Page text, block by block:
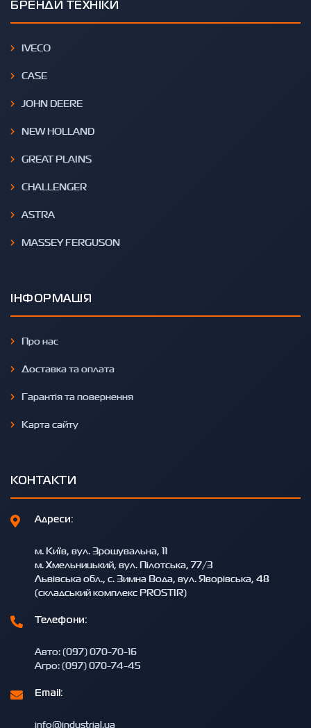
БРЕНДИ ТЕХНІКИ
IVECO
CASE
JOHN DEERE
NEW HOLLAND
GREAT PLAINS
CHALLENGER
ASTRA
MASSEY FERGUSON
ІНФОРМАЦІЯ
Про нас
Доставка та оплата
Гарантія та повернення
Карта сайту
КОНТАКТИ
Адреси:
м. Київ, вул. Зрошувальна, 11
м. Хмельницький, вул. Пілотська, 77/3
Львівська обл., с. Зимна Вода, вул. Яворівська, 48
(складський комплекс PROSTIR)
Телефони:
Авто: (097) 070-70-16
Агро: (097) 070-74-45
Email:
info@industrial.ua